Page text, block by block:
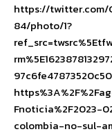
https://twitter.com/
84/photo/1?
Fnoticia%2F2023-
colombia-no-sul-